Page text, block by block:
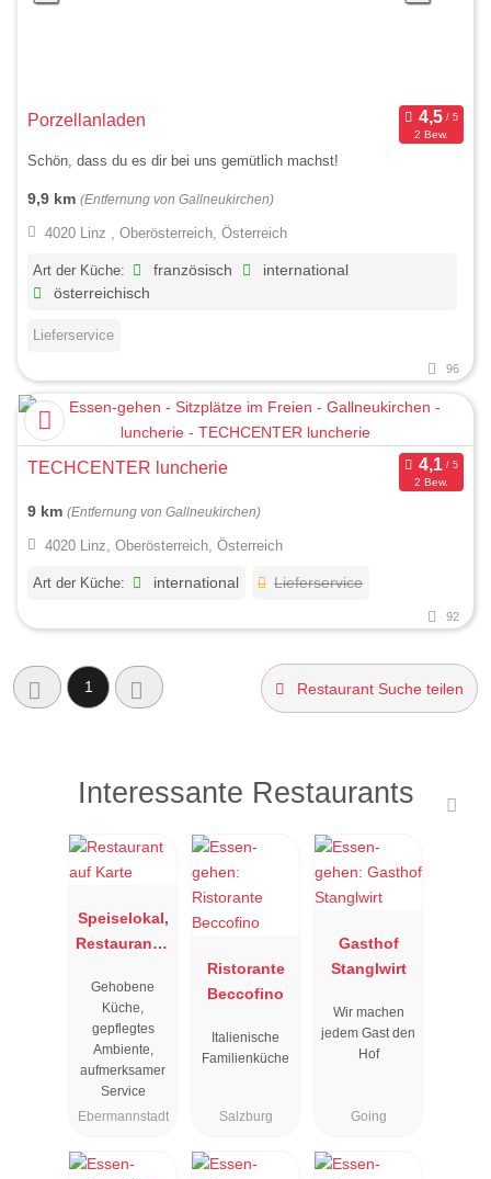
Porzellanladen
2 Bew.
Schön, dass du es dir bei uns gemütlich machst!
9,9 km (Entfernung von Gallneukirchen)
4020 Linz , Oberösterreich, Österreich
Art der Küche: französisch
international
österreichisch
Lieferservice
96
TECHCENTER luncherie
2 Bew.
9 km (Entfernung von Gallneukirchen)
4020 Linz, Oberösterreich, Österreich
Art der Küche: international Lieferservice
92
1 Restaurant Suche teilen
Interessante Restaurants
Speiselokal,
Restaurant "
"
Gehobene
Küche,
gepflegtes
Ambiente,
aufmerksamer
Service
Ebermannstadt
Ristorante
Beccofino
Italienische
Familienküche
Salzburg
Gasthof
Stanglwirt
Wir machen
jedem Gast den
Hof
Going